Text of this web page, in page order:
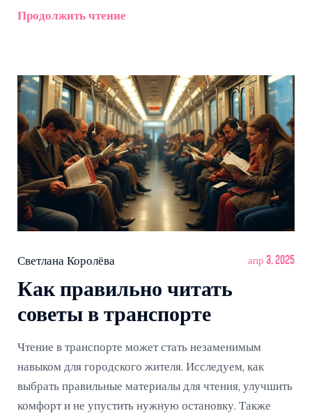
поездках. Узнайте, как минимизировать вред и занять
Продолжить чтение
Светлана Королёва апр 3, 2025
Как правильно читать
советы в транспорте
Чтение в транспорте может стать незаменимым
навыком для городского жителя. Исследуем, как
выбрать правильные материалы для чтения, улучшить
комфорт и не упустить нужную остановку. Также